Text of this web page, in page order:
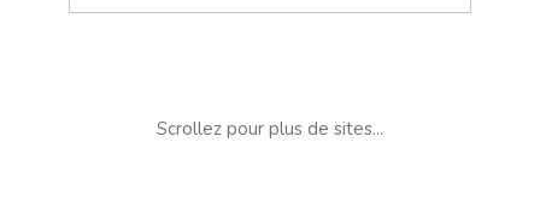
Scrollez pour plus de sites...